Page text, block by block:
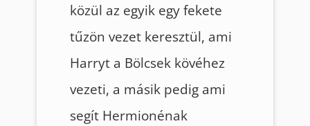
közül az egyik egy fekete
tűzön vezet keresztül, ami
Harryt a Bölcsek kövéhez
vezeti, a másik pedig ami
segít Hermionénak